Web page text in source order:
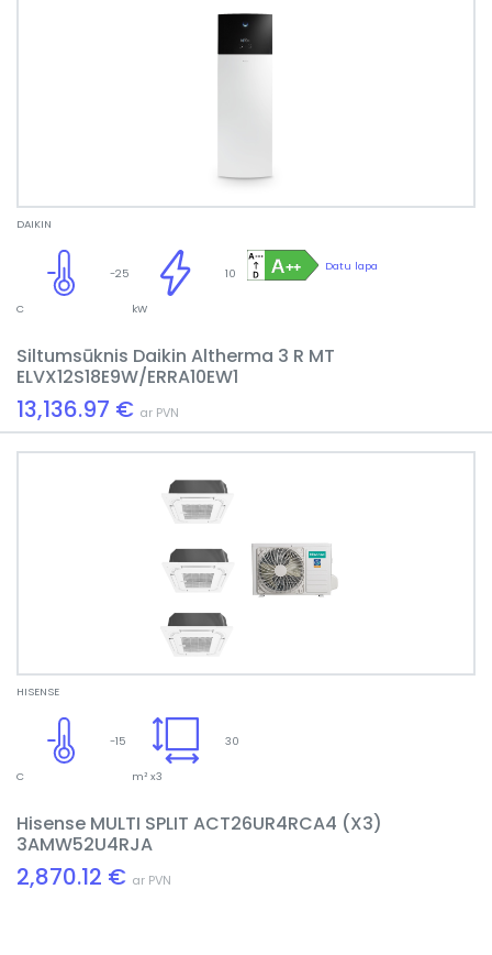
DAIKIN
Datu lapa
10
kW
-25
C
Siltumsūknis Daikin Altherma 3 R MT
ELVX12S18E9W/ERRA10EW1
13,136.97 € ar PVN
HISENSE
30
m² x3
-15
C
Hisense MULTI SPLIT ACT26UR4RCA4 (X3)
3AMW52U4RJA
2,870.12 € ar PVN